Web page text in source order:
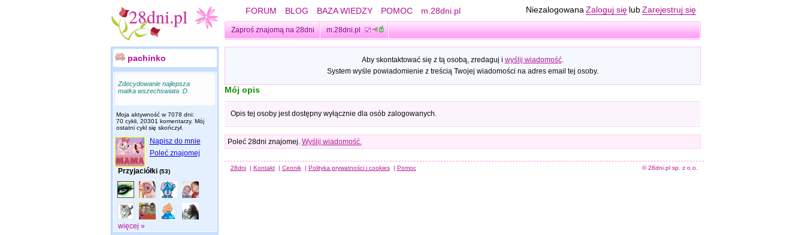
FORUM BLOG BAZA WIEDZY POMOC m.28dni.pl Niezalogowana Zaloguj się lub Zarejestruj się
Zaproś znajomą na 28dni m.28dni.pl
pachinko
Zdecydowanie najlepsza
matka wszechswiata :D
Moja aktywność w 7078 dni:
70 cykli, 20301 komentarzy. Mój
ostatni cykl się skończył.
Napisz do mnie
Poleć znajomej
Przyjaciółki (53)
więcej »
Aby skontaktować się z tą osobą, zredaguj i wyślij wiadomość.
System wyśle powiadomienie z treścią Twojej wiadomości na adres email tej osoby.
Mój opis
Opis tej osoby jest dostępny wyłącznie dla osób zalogowanych.
Poleć 28dni znajomej. Wyślij wiadomość.
28dni | Kontakt | Cennik | Polityka prywatności i cookies | Pomoc © 28dni.pl sp. z o.o.